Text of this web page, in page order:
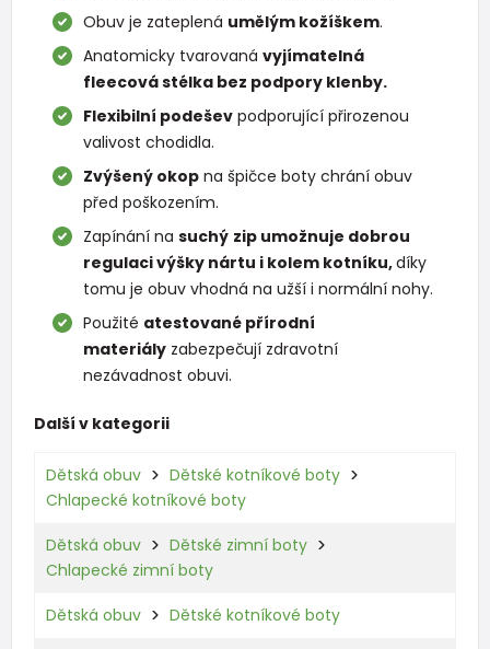
Obuv je zateplená umělým kožíškem.
Anatomicky tvarovanávyjímatelná
fleecová stélka bez podpory klenby.
Flexibilní podešev podporující přirozenou
valivost chodidla.
Zvýšený okop na špičce boty chrání obuv
před poškozením.
Zapínání nasuchý zip umožnuje dobrou
regulaci výšky nártu i kolem kotníku,díky
tomu je obuv vhodná na užší i normální nohy.
Použité atestované přírodní
materiály zabezpečují zdravotní
nezávadnost obuvi.
Další v kategorii
Dětská obuv
Dětské kotníkové boty
Chlapecké kotníkové boty
Dětská obuv
Dětské zimní boty
Chlapecké zimní boty
Dětská obuv Dětské kotníkové boty